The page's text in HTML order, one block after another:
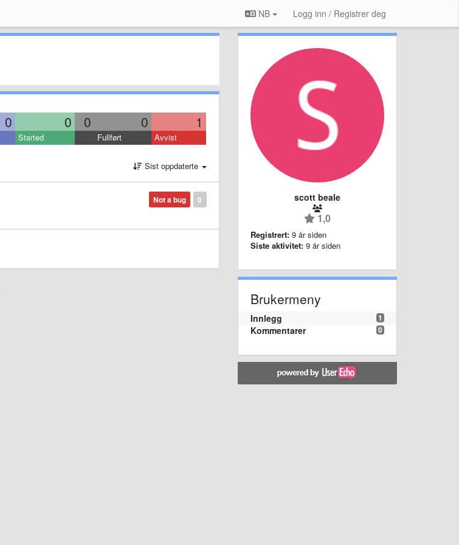
NB Logg inn / Registrer deg
0 0 0 0 1
Started Fullført Avvist
Sist oppdaterte
0
Not a bug scott beale
1,0
Registrert: 9 år siden
Siste aktivitet: 9 år siden
Brukermeny
1
Innlegg
0
Kommentarer